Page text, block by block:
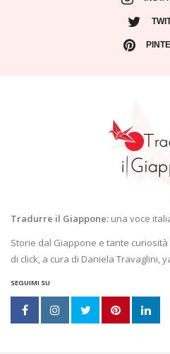
Tradurre il Giappone: una voce
Storie dal Giappone e tante
di click, a cura di Daniela Travaglini,
SEGUIMI SU